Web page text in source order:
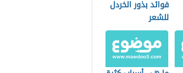
فوائد بذور الخردل
للشعر